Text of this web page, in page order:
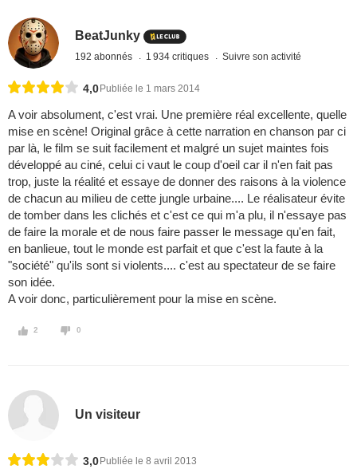
BeatJunky
192 abonnés 1 934 critiques Suivre son activité
4,0 Publiée le 1 mars 2014
A voir absolument, c'est vrai. Une première réal excellente, quelle
mise en scène! Original grâce à cette narration en chanson par ci
par là, le film se suit facilement et malgré un sujet maintes fois
développé au ciné, celui ci vaut le coup d'oeil car il n'en fait pas
trop, juste la réalité et essaye de donner des raisons à la violence
de chacun au milieu de cette jungle urbaine.... Le réalisateur évite
de tomber dans les clichés et c'est ce qui m'a plu, il n'essaye pas
de faire la morale et de nous faire passer le message qu'en fait,
en banlieue, tout le monde est parfait et que c'est la faute à la
"société" qu'ils sont si violents.... c'est au spectateur de se faire
son idée.
A voir donc, particulièrement pour la mise en scène.
2 0
Un visiteur
3,0 Publiée le 8 avril 2013